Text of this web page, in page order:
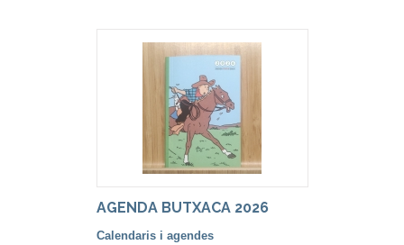
AGENDA BUTXACA 2026
Calendaris i agendes